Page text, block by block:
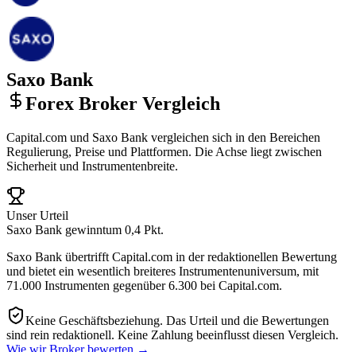
Saxo Bank
Forex Broker Vergleich
Capital.com und Saxo Bank vergleichen sich in den Bereichen
Regulierung, Preise und Plattformen. Die Achse liegt zwischen
Sicherheit und Instrumentenbreite.
Unser Urteil
Saxo Bank gewinntum 0,4 Pkt.
Saxo Bank übertrifft Capital.com in der redaktionellen Bewertung
und bietet ein wesentlich breiteres Instrumentenuniversum, mit
71.000 Instrumenten gegenüber 6.300 bei Capital.com.
Keine Geschäftsbeziehung. Das Urteil und die Bewertungen
sind rein redaktionell. Keine Zahlung beeinflusst diesen Vergleich.
Wie wir Broker bewerten →